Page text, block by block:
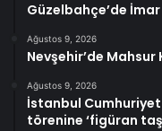
Güzelbahçe’de
Ağustos 9, 2026
Nevşehir’de Mahsur
Ağustos 9, 2026
İstanbul Cumhuriyet
törenine ‘figüran